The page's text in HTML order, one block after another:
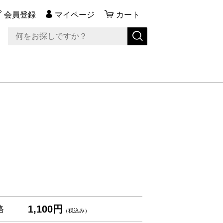
会員登録 マイページ カート
1,100円 （税込み）